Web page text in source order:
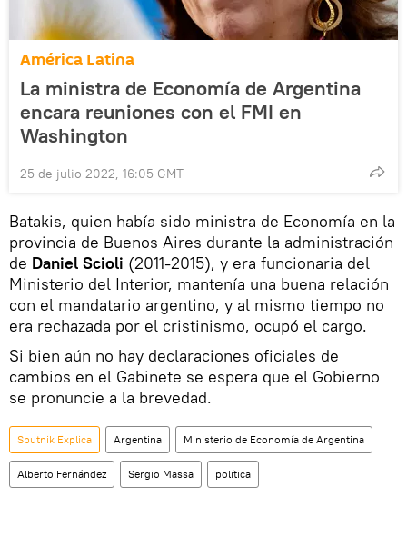
América Latina
La ministra de Economía de Argentina
encara reuniones con el FMI en
Washington
25 de julio 2022, 16:05 GMT
Batakis, quien había sido ministra de Economía en la
provincia de Buenos Aires durante la administración
de Daniel Scioli (2011-2015), y era funcionaria del
Ministerio del Interior, mantenía una buena relación
con el mandatario argentino, y al mismo tiempo no
era rechazada por el cristinismo, ocupó el cargo.
Si bien aún no hay declaraciones oficiales de
cambios en el Gabinete se espera que el Gobierno
se pronuncie a la brevedad.
Sputnik Explica Argentina Ministerio de Economía de Argentina
Alberto Fernández Sergio Massa política